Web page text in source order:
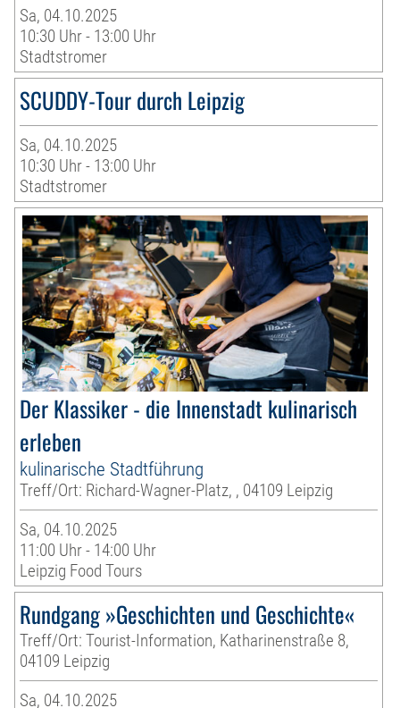
Sa, 04.10.2025
10:30 Uhr - 13:00 Uhr
Stadtstromer
SCUDDY-Tour durch Leipzig
Sa, 04.10.2025
10:30 Uhr - 13:00 Uhr
Stadtstromer
Der Klassiker - die Innenstadt kulinarisch
erleben
kulinarische Stadtführung
Treff/Ort: Richard-Wagner-Platz, , 04109 Leipzig
Sa, 04.10.2025
11:00 Uhr - 14:00 Uhr
Leipzig Food Tours
Rundgang »Geschichten und Geschichte«
Treff/Ort: Tourist-Information, Katharinenstraße 8,
04109 Leipzig
Sa, 04.10.2025